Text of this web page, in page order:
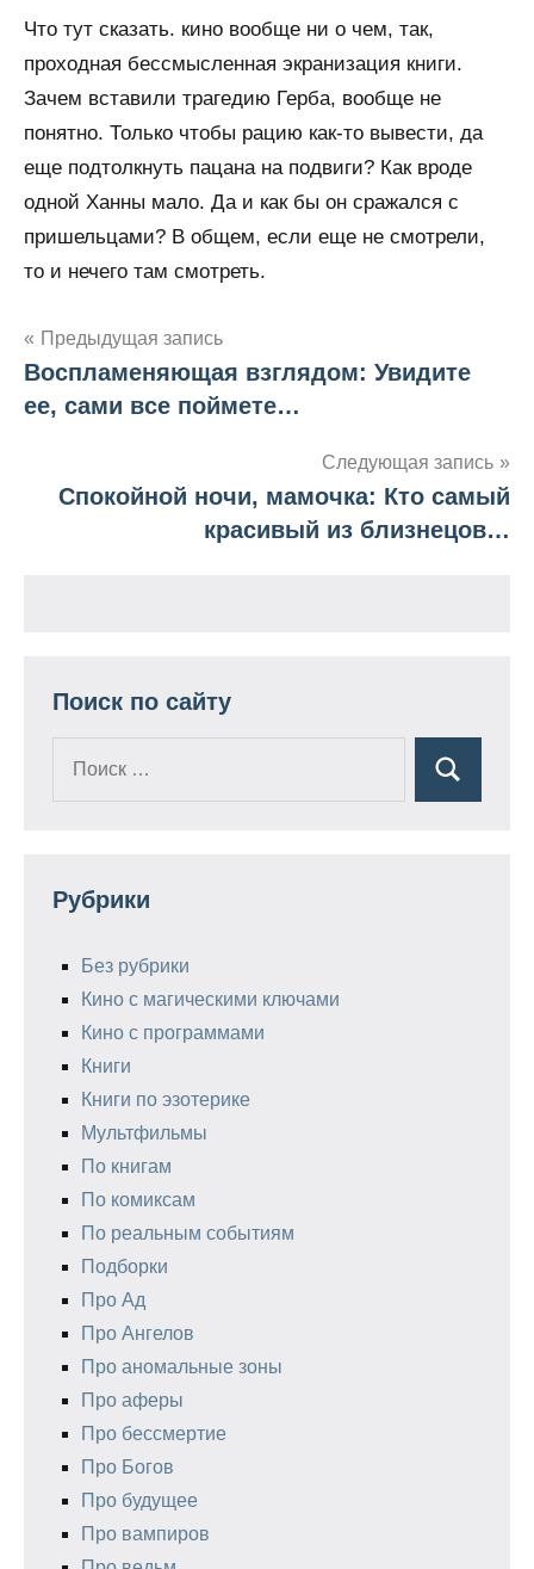
Что тут сказать. кино вообще ни о чем, так,
проходная бессмысленная экранизация книги.
Зачем вставили трагедию Герба, вообще не
понятно. Только чтобы рацию как-то вывести, да
еще подтолкнуть пацана на подвиги? Как вроде
одной Ханны мало. Да и как бы он сражался с
пришельцами? В общем, если еще не смотрели,
то и нечего там смотреть.
Навигация
по
Предыдущая запись
Воспламеняющая взглядом: Увидите
ее, сами все поймете…
Следующая запись
Спокойной ночи, мамочка: Кто самый
красивый из близнецов…
Поиск по сайту
Поиск
Рубрики
Без рубрики
Кино с магическими ключами
Кино с программами
Книги
Книги по эзотерике
Мультфильмы
По книгам
По комиксам
По реальным событиям
Подборки
Про Ад
Про Ангелов
Про аномальные зоны
Про аферы
Про бессмертие
Про Богов
Про будущее
Про вампиров